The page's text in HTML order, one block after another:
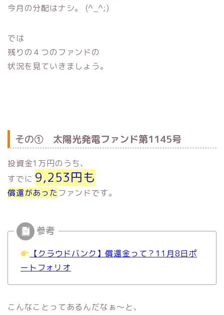
今月の分配はナシ。 (^_^;)
では
残りの４つのファンドの
状況を見ていきましょう。
その① 太陽光発電ファンド第1145号
投資金1万円のうち、
すでに 9,253円も
償還があったファンドです。
【クラウドバンク】償還金って？11月8日ポ
ートフォリオ
こんなことってあるんだなぁ〜と、